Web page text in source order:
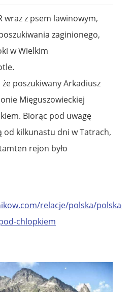
wraz z psem lawinowym,
zaginionego,
w Wielkim
poszukiwany Arkadiusz
Mięguszowieckiej
Biorąc pod uwagę
od kilkunastu dni w Tatrach,
rejon było
relacje/polska/polska-
chlopkiem